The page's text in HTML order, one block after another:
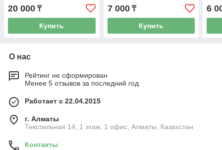
20 000 ₸
Купить
7 000₸
Купить
6
О нас
Рейтинг не сформирован
Менее 5 отзывов за последний год
Работает с 22.04.2015
г. Алматы
Текстильная 14, 1 этаж, 1 офис, Алматы, Казахстан
Контакты